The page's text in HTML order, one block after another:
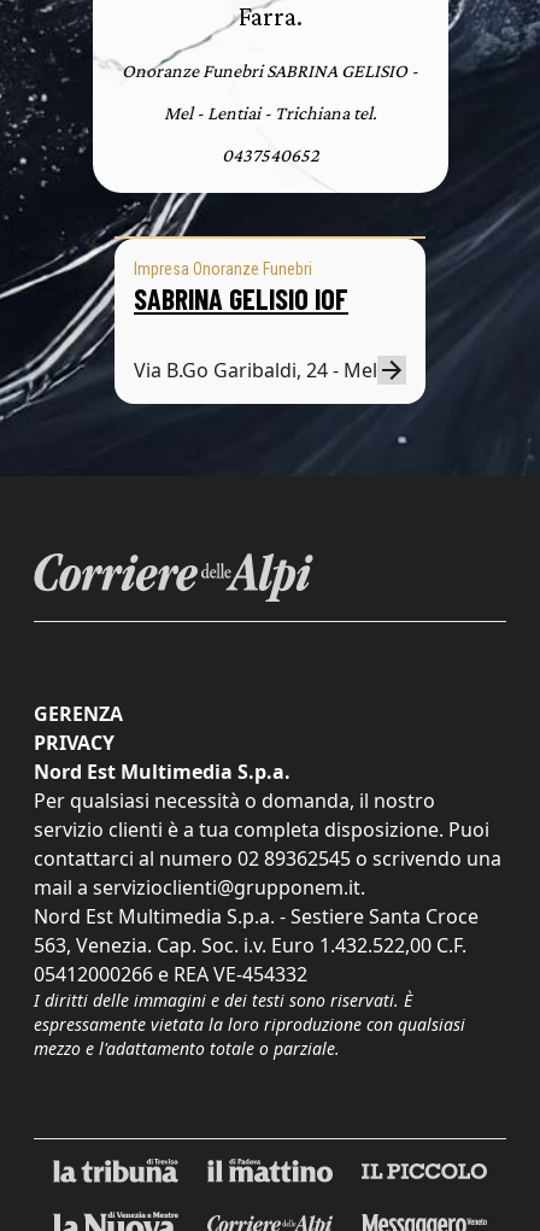
Farra.
Onoranze Funebri SABRINA GELISIO -
Mel - Lentiai - Trichiana tel.
0437540652
Impresa Onoranze Funebri
SABRINA GELISIO IOF
Via B.Go Garibaldi, 24 - Mel
GERENZA
PRIVACY
Nord Est Multimedia S.p.a.
Per qualsiasi necessità o domanda, il nostro
servizio clienti è a tua completa disposizione. Puoi
contattarci al numero 02 89362545 o scrivendo una
mail a servizioclienti@grupponem.it.
Nord Est Multimedia S.p.a. - Sestiere Santa Croce
563, Venezia. Cap. Soc. i.v. Euro 1.432.522,00 C.F.
05412000266 e REA VE-454332
I diritti delle immagini e dei testi sono riservati. È
espressamente vietata la loro riproduzione con qualsiasi
mezzo e l'adattamento totale o parziale.